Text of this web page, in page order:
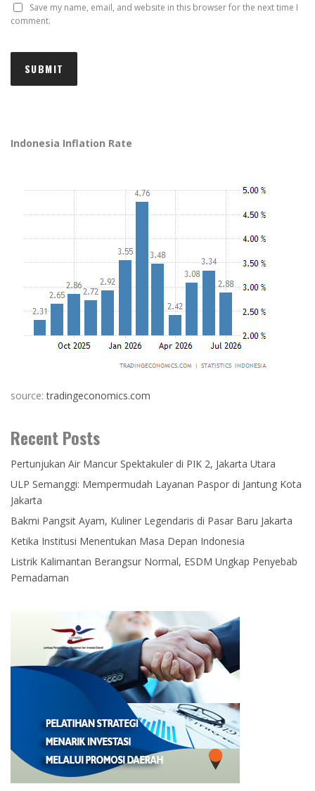
Save my name, email, and website in this browser for the next time I
comment.
Indonesia Inflation Rate
source:tradingeconomics.com
Recent Posts
Pertunjukan Air Mancur Spektakuler di PIK 2, Jakarta Utara
ULP Semanggi: Mempermudah Layanan Paspor di Jantung Kota
Jakarta
Bakmi Pangsit Ayam, Kuliner Legendaris di Pasar Baru Jakarta
Ketika Institusi Menentukan Masa Depan Indonesia
Listrik Kalimantan Berangsur Normal, ESDM Ungkap Penyebab
Pemadaman